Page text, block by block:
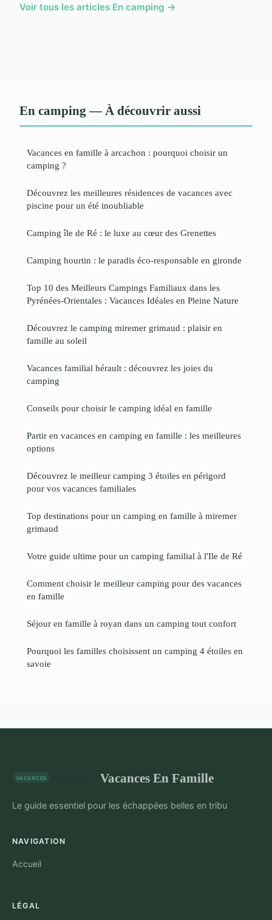
Voir tous les articles En camping →
En camping — À découvrir aussi
Vacances en famille à arcachon : pourquoi choisir un
camping ?
Découvrez les meilleures résidences de vacances avec
piscine pour un été inoubliable
Camping île de Ré : le luxe au cœur des Grenettes
Camping hourtin : le paradis éco-responsable en gironde
Top 10 des Meilleurs Campings Familiaux dans les
Pyrénées-Orientales : Vacances Idéales en Pleine Nature
Découvrez le camping miremer grimaud : plaisir en
famille au soleil
Vacances familial hérault : découvrez les joies du
camping
Conseils pour choisir le camping idéal en famille
Partir en vacances en camping en famille : les meilleures
options
Découvrez le meilleur camping 3 étoiles en périgord
pour vos vacances familiales
Top destinations pour un camping en famille à miremer
grimaud
Votre guide ultime pour un camping familial à l'Ile de Ré
Comment choisir le meilleur camping pour des vacances
en famille
Séjour en famille à royan dans un camping tout confort
Pourquoi les familles choisissent un camping 4 étoiles en
savoie
Vacances En Famille
Le guide essentiel pour les échappées belles en tribu
NAVIGATION
Accueil
LÉGAL